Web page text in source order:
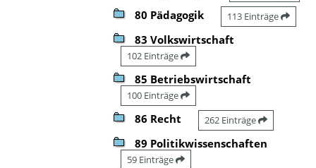
80 Pädagogik 113 Einträge
83 Volkswirtschaft
102 Einträge
85 Betriebswirtschaft
100 Einträge
86 Recht 262 Einträge
89 Politikwissenschaften
59 Einträge